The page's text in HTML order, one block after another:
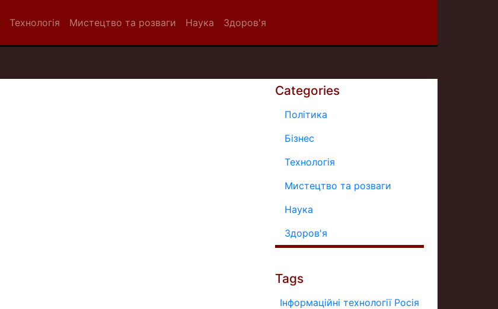
Технологія Мистецтво та розваги Наука Здоров'я
Categories
Політика
Бізнес
Технологія
Мистецтво та розваги
Наука
Здоров'я
Tags
Інформаційні технології Росія